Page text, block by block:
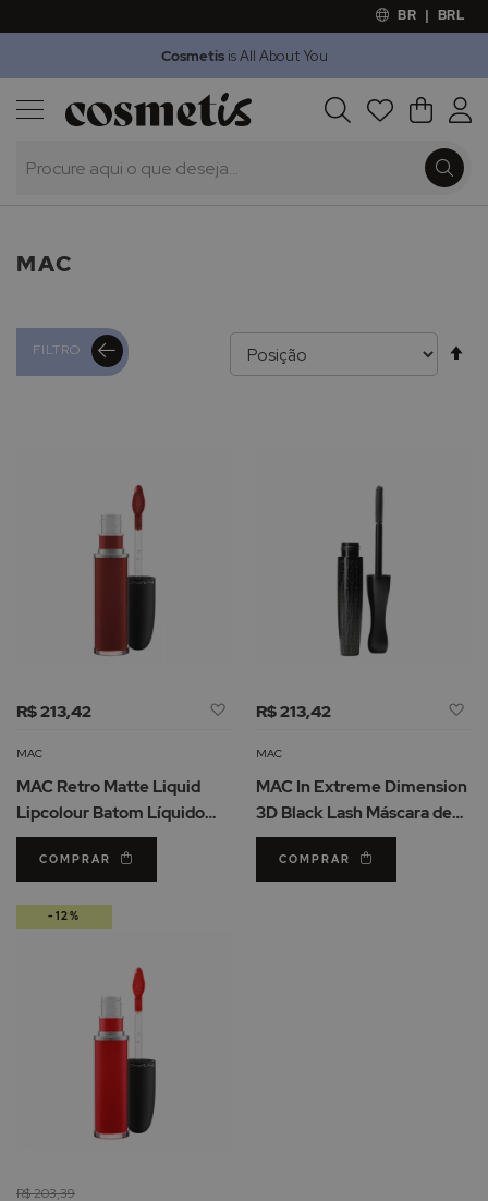
BR | BRL
Cosmetisis All About You
Procura O Meu
Outlet
MAC
FILTRO
R$ 213,42
Adicionar
Lista
Desejos
MAC
MAC Retro Matte Liquid
Lipcolour Batom Líquido
Carnivorous
COMPRAR
R$ 213,42
MAC
MAC In Extreme Dimension
3D Black Lash Máscara de
Cílios
COMPRAR
R$ 203,39
-12%